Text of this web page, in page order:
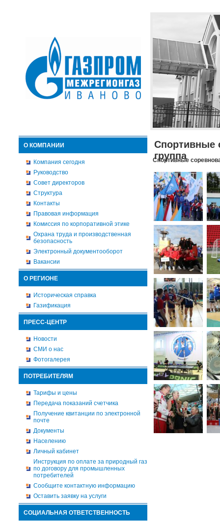
О КОМПАНИИ
Компания сегодня
Руководство
Совет директоров
Структура
Контакты
Правовая информация
Комиссия по корпоративной этике
Охрана труда и производственная
безопасность
Электронный документооборот
Вакансии
О РЕГИОНЕ
Историческая справка
Газификация
ПРЕСС-ЦЕНТР
Новости
СМИ о нас
Фотогалерея
ПОТРЕБИТЕЛЯМ
Тарифы и цены
Передача показаний счетчика
Получение квитанции по электронной
почте
Документы
Населению
Личный кабинет
Инструкция по оплате за природный газ
по договору для промышленных
потребителей
Сообщите контактную информацию
Оставить заявку на услуги
СОЦИАЛЬНАЯ ОТВЕТСТВЕННОСТЬ
Спортивные
группа
Спортивные